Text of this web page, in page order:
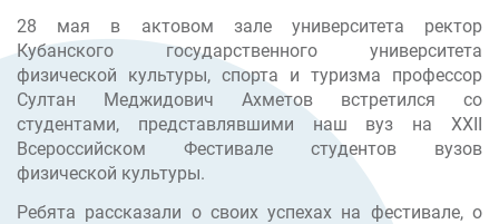
28 мая в актовом зале университета ректор
Кубанского государственного университета
физической культуры, спорта и туризма профессор
Султан Меджидович Ахметов встретился со
студентами, представлявшими наш вуз на XXII
Всероссийском Фестивале студентов вузов
физической культуры.
Ребята рассказали о своих успехах на фестивале, о